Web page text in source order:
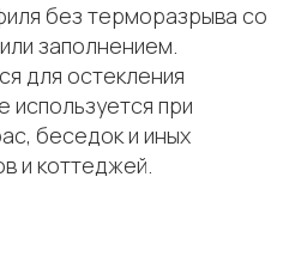
без терморазрыва со
заполнением.
для остекления
используется при
беседок и иных
и коттеджей.